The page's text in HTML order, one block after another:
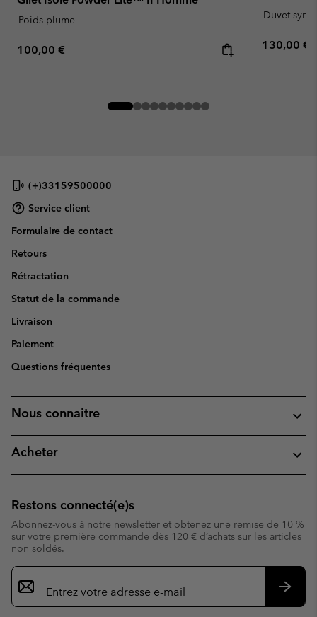
Poids plume
Regular price:
100,00 €
Duvet
Regular
130,00 €
(+)33159500000
Service client
Formulaire de contact
Retours
Rétractation
Statut de la commande
Livraison
Paiement
Questions fréquentes
Nous connaitre
Acheter
Restons connecté(e)s
Abonnez-vous à notre newsletter et obtenez une remise de 10 %
sur votre première commande dès 120 € d’achats sur les articles
non soldés.
Inscription
par
e-